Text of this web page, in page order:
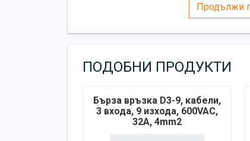
Продължи
ПОДОБНИ ПРОДУКТИ
Бърза връзка D3-9, кабели,
3 входа, 9 изхода, 600VAC,
32A, 4mm2